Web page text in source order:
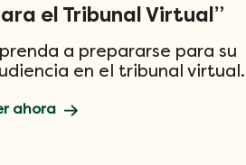
el Tribunal Virtual”
a prepararse para su
en el tribunal virtual.
ahora